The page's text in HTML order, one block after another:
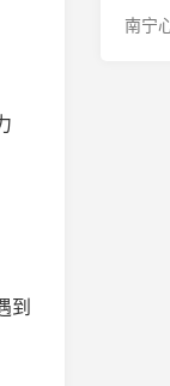
到
南宁